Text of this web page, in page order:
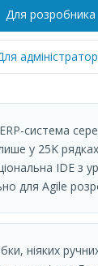
Для розробника
система
у 25K
IDE з
для Agile
ніяких